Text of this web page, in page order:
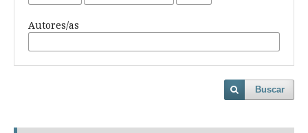
Autores/as
Buscar